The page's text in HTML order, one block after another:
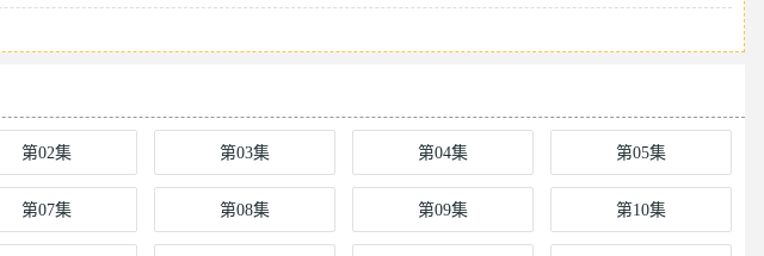
第02集 第03集 第04集 第05集
第07集 第08集 第09集 第10集